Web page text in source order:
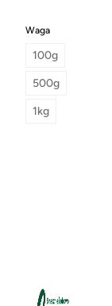
Waga
100g
500g
1kg